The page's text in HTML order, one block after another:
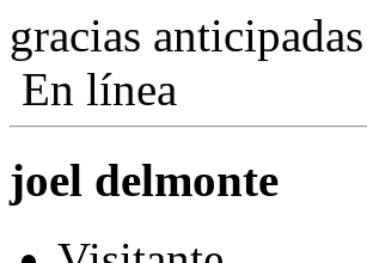
gracias
En línea
joel delmonte